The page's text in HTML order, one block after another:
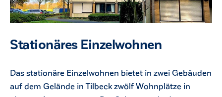
Stationäres Einzelwohnen
Das stationäre Einzelwohnen bietet in zwei Gebäuden
auf dem Gelände in Tilbeck zwölf Wohnplätze in